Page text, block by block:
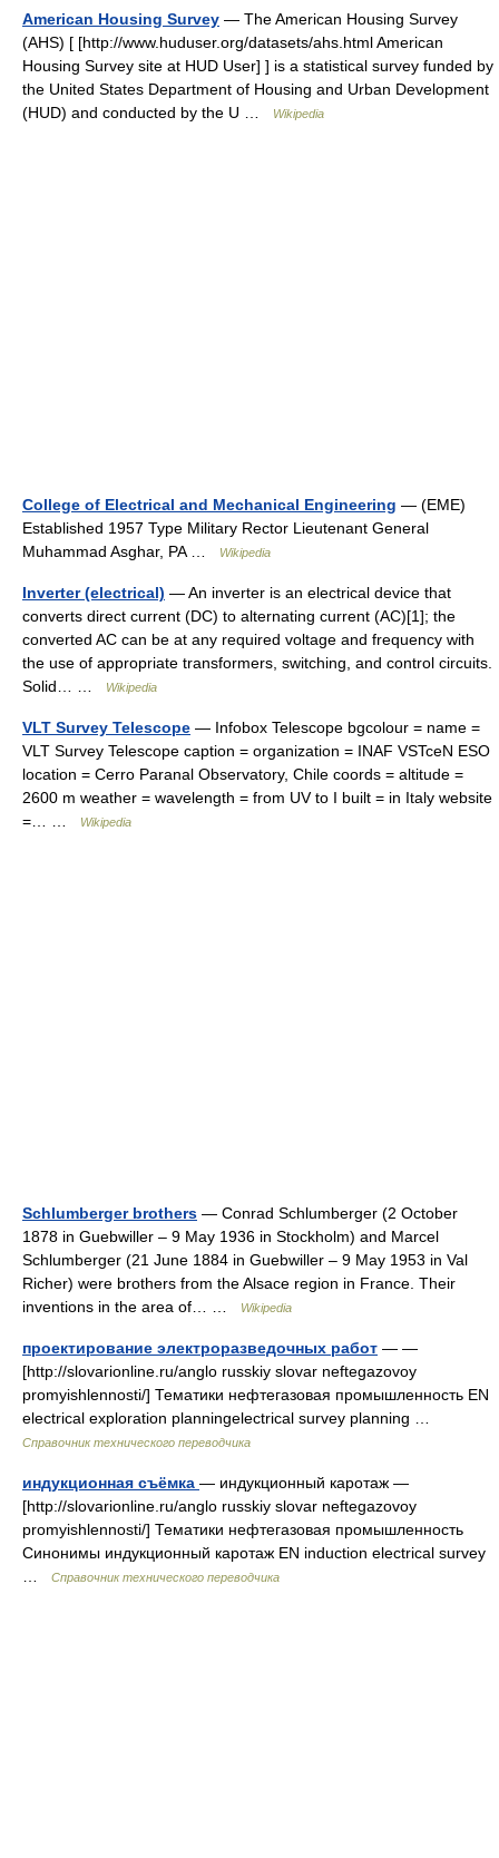
American Housing Survey — The American Housing Survey
(AHS) [ [http://www.huduser.org/datasets/ahs.html American
Housing Survey site at HUD User] ] is a statistical survey funded by
the United States Department of Housing and Urban Development
(HUD) and conducted by the U …
Wikipedia
College of Electrical and Mechanical Engineering — (EME)
Established 1957 Type Military Rector Lieutenant General
Muhammad Asghar, PA …
Wikipedia
Inverter (electrical) — An inverter is an electrical device that
converts direct current (DC) to alternating current (AC)[1]; the
converted AC can be at any required voltage and frequency with
the use of appropriate transformers, switching, and control circuits.
Solid… …
Wikipedia
VLT Survey Telescope — Infobox Telescope bgcolour = name =
VLT Survey Telescope caption = organization = INAF VSTceN ESO
location = Cerro Paranal Observatory, Chile coords = altitude =
2600 m weather = wavelength = from UV to I built = in Italy website
=… …
Wikipedia
Schlumberger brothers — Conrad Schlumberger (2 October
1878 in Guebwiller – 9 May 1936 in Stockholm) and Marcel
Schlumberger (21 June 1884 in Guebwiller – 9 May 1953 in Val
Richer) were brothers from the Alsace region in France. Their
inventions in the area of… …
Wikipedia
проектирование электроразведочных работ — —
[http://slovarionline.ru/anglo russkiy slovar neftegazovoy
promyishlennosti/] Тематики нефтегазовая промышленность EN
electrical exploration planningelectrical survey planning …
Справочник технического переводчика
индукционная съёмка — индукционный каротаж —
[http://slovarionline.ru/anglo russkiy slovar neftegazovoy
promyishlennosti/] Тематики нефтегазовая промышленность
Синонимы индукционный каротаж EN induction electrical survey
Справочник технического переводчика